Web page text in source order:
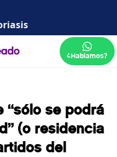
¿Hablamos?
“sólo se podrá
(o residencia
del